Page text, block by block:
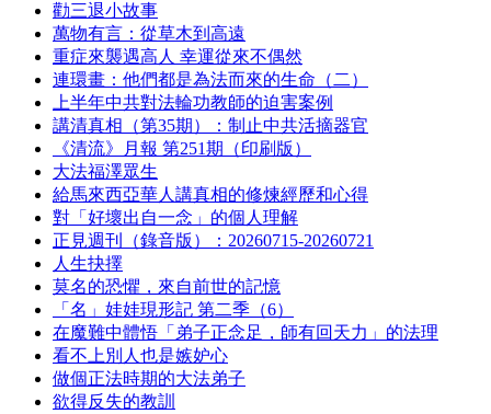
勸三退小故事
萬物有言：從草木到高遠
重症來襲遇高人 幸運從來不偶然
連環畫：他們都是為法而來的生命（二）
上半年中共對法輪功教師的迫害案例
講清真相（第35期）：制止中共活摘器官
《清流》月報 第251期（印刷版）
大法福澤眾生
給馬來西亞華人講真相的修煉經歷和心得
對「好壞出自一念」的個人理解
正見週刊（錄音版）：20260715-20260721
人生抉擇
莫名的恐懼，來自前世的記憶
「名」娃娃現形記 第二季（6）
在魔難中體悟「弟子正念足，師有回天力」的法理
看不上別人也是嫉妒心
做個正法時期的大法弟子
欲得反失的教訓